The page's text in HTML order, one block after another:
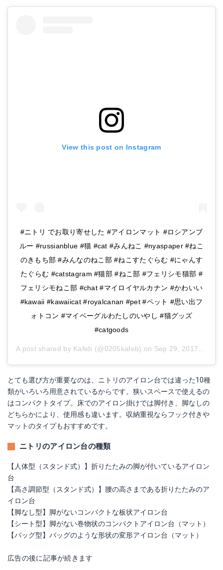
View this post on Instagram
#ニトリ でお取り寄せした #アイロンマット #ロシアンブ
ルー #russianblue #猫 #cat #みんねこ #nyaspaper #ねこ
のきもち部 #みんなのねこ部 #ねこすたぐらむ #にゃんす
たぐらむ #catstagram #猫部 #ねこ部 #フェリシモ猫部 #
フェリシモねこ部 #chat #マイロイヤルカナン #かわいい
#kawaii #kawaiicat #royalcanan #pet #ペット #思い出フ
ォトコン #マイベーグルわたしのいやし #猫グッズ
#catgoods
A post shared by Kafeb (@0205kafeb) on Sep 29, 2017 at 4:36am PDT
とても選び方が重要なのは、ニトリのアイロン台では違った10種
類がいろいろ用意されているからです。狭いスペースで使えるの
はコンパクトタイプ。床でのアイロン掛けでは脚付き、脚なしの
どちらかにより、使用感も違います。収納重視ならフック付きや
マットのタイプもおすすめです。
ニトリのアイロン台の種類
【人体型（スタンド式）】折りたたみの脚が付いているアイロン
台
【高さ調節型（スタンド式）】腰の高さまである折りたたみのア
イロン台
【脚なし型】脚がないコンパクトな板状アイロン台
【シート型】脚がない巻物状のコンパクトアイロン台（マット）
【バッグ型】バッグのような形状の変形アイロン台（マット）
広告の後に記事が続きます